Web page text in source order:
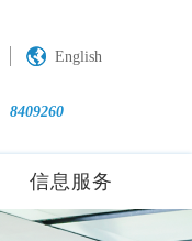
English
8409260
信息服务